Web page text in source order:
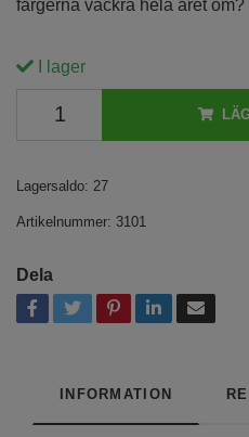
färgerna vackra hela året
I lager
Lagersaldo: 27
Artikelnummer: 3101
Dela
INFORMATION